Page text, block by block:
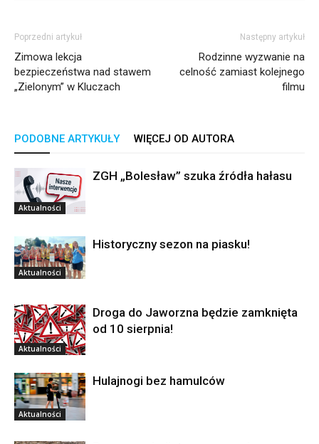
Poprzedni artykuł
Zimowa lekcja
bezpieczeństwa nad stawem
„Zielonym” w Kluczach
Następny artykuł
Rodzinne wyzwanie na
celność zamiast kolejnego
filmu
PODOBNE ARTYKUŁY WIĘCEJ OD AUTORA
Aktualności
ZGH „Bolesław” szuka źródła hałasu
Aktualności
Historyczny sezon na piasku!
Aktualności
Droga do Jaworzna będzie zamknięta
od 10 sierpnia!
Aktualności
Hulajnogi bez hamulców